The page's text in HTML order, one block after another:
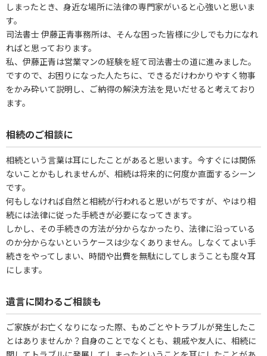
しまったとき、身近な場所に法律の専門家がいると心強いと思いま
す。
司法書士 伊藤正青事務所は、そんな困った皆様に少しでも力になれ
ればと思っております。
私、伊藤正青は営業マンの経験を経て司法書士の道に進みました。
ですので、お困りになった人たちに、できるだけわかりやすく物事
をかみ砕いて説明し、ご納得の解決方法を見いだせると考えており
ます。
相続のご相談に
相続という言葉は耳にしたことがあると思います。今すぐには関係
ないことかもしれませんが、相続は将来的に何度か直面するシーン
です。
何もしなければ自然と相続が行われると思いがちですが、やはり相
続には法律に従った手続きが必要になってきます。
しかし、その手続きの方法が分からなかったり、法律に沿っている
のか分からないというケースは少なくありません。しなくてよい手
続きをやってしまい、時間や出費を無駄にしてしまうことも度々耳
にします。
遺言に関わるご相談も
ご家族がお亡くなりになった際、もめごとやトラブルが発生したこ
とはありませんか？自身のことでなくとも、親戚や友人に、相続に